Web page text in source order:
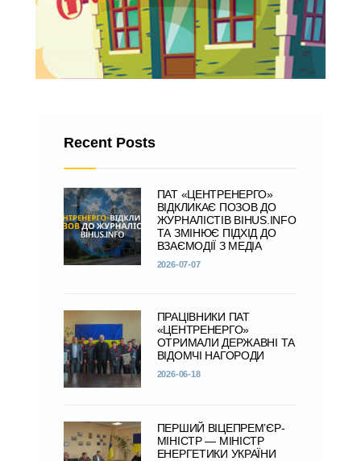
Recent Posts
ПАТ «ЦЕНТРЕНЕРГО»
ВІДКЛИКАЄ ПОЗОВ ДО
ЖУРНАЛІСТІВ BIHUS.INFO
ТА ЗМІНЮЄ ПІДХІД ДО
ВЗАЄМОДІЇ З МЕДІА
2026-07-07
ПРАЦІВНИКИ ПАТ
«ЦЕНТРЕНЕРГО»
ОТРИМАЛИ ДЕРЖАВНІ ТА
ВІДОМЧІ НАГОРОДИ
2026-06-18
ПЕРШИЙ ВІЦЕПРЕМ’ЄР-
МІНІСТР — МІНІСТР
ЕНЕРГЕТИКИ УКРАЇНИ